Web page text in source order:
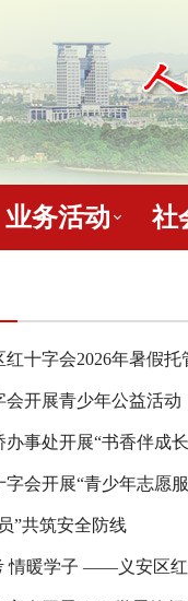
业务活动 社
红十字会2026年暑假托
会开展青少年公益活动
办事处开展“书香伴成
字会开展“青少年志愿
”共筑安全防线
情暖学子 ——义安区